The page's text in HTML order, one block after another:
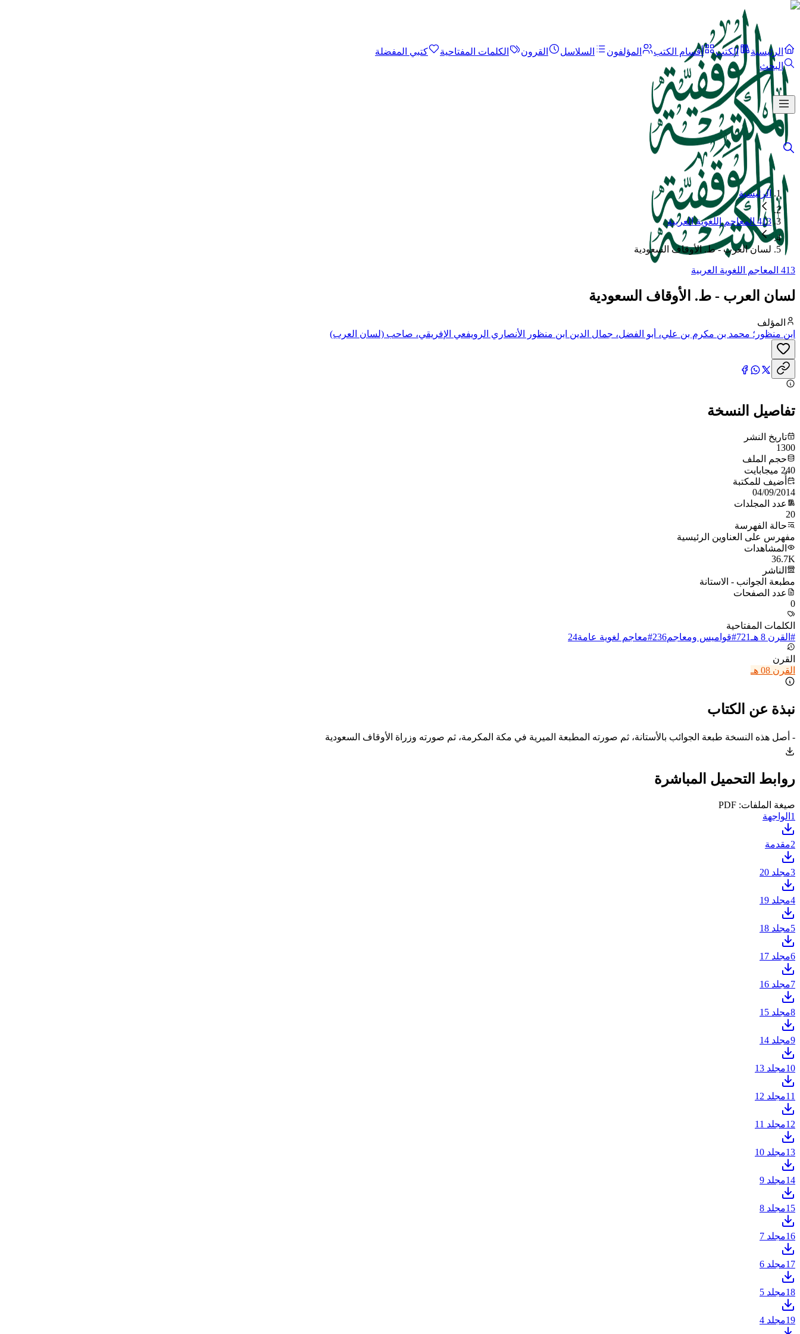
الرئيسية الكتب أقسام الكتب المؤلفون السلاسل القرون الكلمات المفتاحية
كتبي المفضلة
البحث
الرئيسية
413 المعاجم اللغوية العربية
لسان العرب - ط. الأوقاف السعودية
413 المعاجم اللغوية العربية
لسان العرب - ط. الأوقاف السعودية
المؤلف
ابن منظور؛ محمد بن مكرم بن علي، أبو الفضل، جمال الدين ابن منظور الأنصاري الرويفعي الإفريقي، صاحب (لسان العرب)
تفاصيل النسخة
تاريخ النشر
1300
حجم الملف
240 ميجابايت
أُضيف للمكتبة
04/09/2014
عدد المجلدات
20
حالة الفهرسة
مفهرس على العناوين الرئيسية
المشاهدات
36.7K
الناشر
مطبعة الجوانب - الاستانة
عدد الصفحات
0
الكلمات المفتاحية
# القرن 8 هـ 721
#قواميس ومعاجم236
#معاجم لغوية عامة24
القرن
القرن 08 هـ
نبذة عن الكتاب
- أصل هذه النسخة طبعة الجوائب بالأستانة، ثم صورته المطبعة الميرية في مكة المكرمة، ثم صورته وزراة الأوقاف السعودية
روابط التحميل المباشرة
صيغة الملفات: PDF
1 الواجهة
2مقدمة
3مجلد 20
4مجلد 19
5مجلد 18
6مجلد 17
7مجلد 16
8مجلد 15
9مجلد 14
10مجلد 13
11مجلد 12
12مجلد 11
13مجلد 10
14مجلد 9
15مجلد 8
16مجلد 7
17مجلد 6
18مجلد 5
19مجلد 4